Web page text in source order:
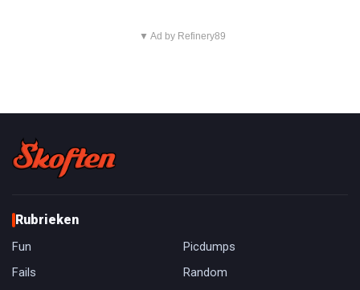
▼ Ad by Refinery89
Rubrieken
Fun
Picdumps
Fails
Random